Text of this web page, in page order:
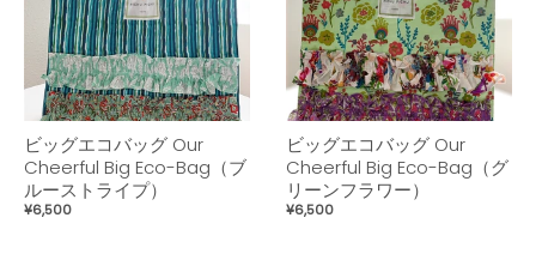
ビッグエコバッグ Our
Cheerful Big Eco-Bag（ブ
ルーストライプ）
¥6,500
ビッグエコバッグ Our
Cheerful Big Eco-Bag（グ
リーンフラワー）
¥6,500